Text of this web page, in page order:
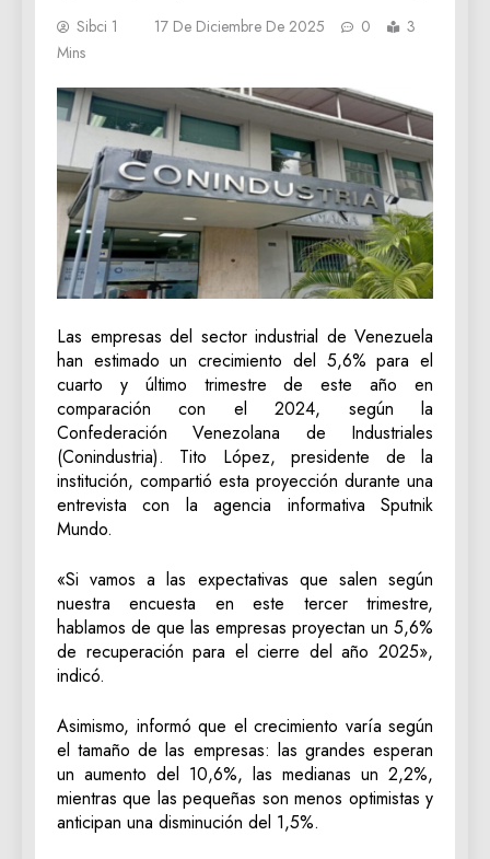
Sibci 1 17 De Diciembre De 2025 0
3
Mins
Las empresas del sector industrial de Venezuela
han estimado un crecimiento del 5,6% para el
cuarto y último trimestre de este año en
comparación con el 2024, según la
Confederación Venezolana de Industriales
(Conindustria). Tito López, presidente de la
institución, compartió esta proyección durante una
entrevista con la agencia informativa Sputnik
Mundo.
«Si vamos a las expectativas que salen según
nuestra encuesta en este tercer trimestre,
hablamos de que las empresas proyectan un 5,6%
de recuperación para el cierre del año 2025»,
indicó.
Asimismo, informó que el crecimiento varía según
el tamaño de las empresas: las grandes esperan
un aumento del 10,6%, las medianas un 2,2%,
mientras que las pequeñas son menos optimistas y
anticipan una disminución del 1,5%.